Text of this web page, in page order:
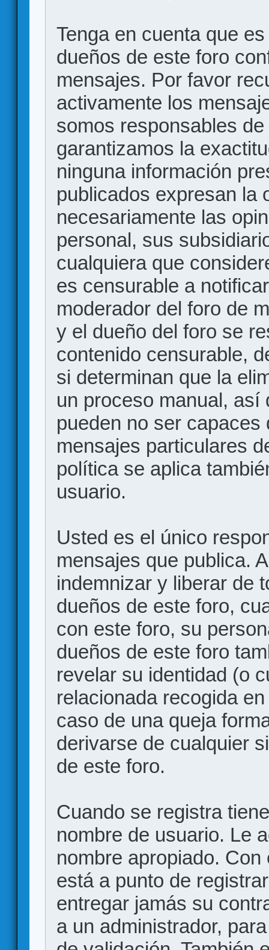
Tenga en cuenta que
dueños de este foro
mensajes. Por favor
activamente los
somos responsables
garantizamos la
ninguna información
publicados expresan la
necesariamente las
personal, sus
cualquiera que
es censurable a
moderador del foro de
y el dueño del foro se
contenido censurable,
si determinan que la
un proceso manual, así
pueden no ser
mensajes particulares
política se aplica
usuario.
Usted es el único
mensajes que publica.
indemnizar y liberar de
dueños de este foro,
con este foro, su
dueños de este foro
revelar su identidad (o
relacionada recogida
caso de una queja
derivarse de cualquier
de este foro.
Cuando se registra
nombre de usuario. Le
nombre apropiado.
está a punto de
entregar jamás su
a un administrador,